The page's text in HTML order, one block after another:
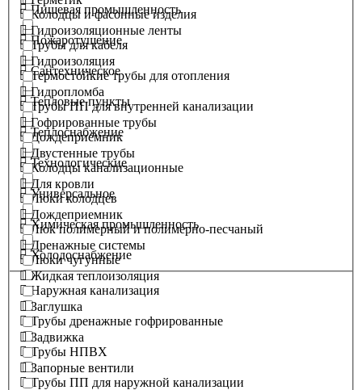
Колодцы и фасонные изделия
Трубы для кабеля
Термостойкие трубы для отопления
Трубы ПП для внутренней канализации
Дождеприемник
Колодцы канализационные
Люки колодцев
Люк полимерный и полимерно-песчаный
Люки чугунные
Наружная канализация
Трубы дренажные гофрированные
Трубы НПВХ
Трубы ПП для наружной канализации
Пищевая промышленность
Пожаротушение
Сантехническое
Тепловые пункты
Теплоснабжение
Технологические
Универсальное
Химическая промышленность
Холодоснабжение
Гидроизоляционные ленты
Гидроизоляция
Гидропломба
Гофрированные трубы
Двустенные трубы
Для кровли
Дождеприемник
Дренажные системы
Жидкая теплоизоляция
Заглушка
Задвижка
Запорные вентили